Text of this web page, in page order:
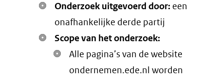
Onderzoek uitgevoerd door: een
onafhankelijke derde partij
Scope van het onderzoek:
Alle pagina’s van de website
ondernemen.ede.nl worden